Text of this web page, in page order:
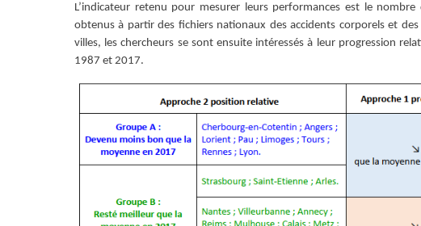
L’indicateur retenu pour mesurer leurs performances est le
obtenus à partir des fichiers nationaux des accidents corporels et
villes, les chercheurs se sont ensuite intéressés à leur progression
1987 et 2017.